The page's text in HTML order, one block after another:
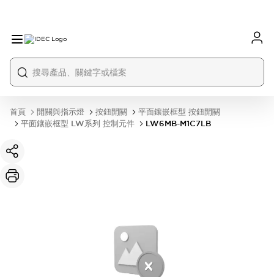
首頁 開關與指示燈 按鈕開關
平面鑲嵌框型 按鈕開關
平面鑲嵌框型 LW系列 控制元件
LW6MB-M1C7LB